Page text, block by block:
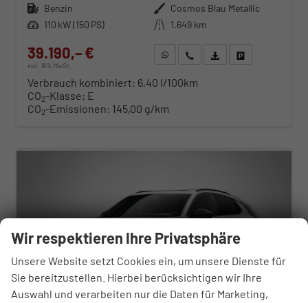
Kraftstoff Benzin Außenfarbe Cosmos Blau Metallic
Leistung 110 kW (150 PS) Kilometerstand 1.649 km
39.190,– €
incl. 19% MwSt.
WhatsApp anfragen
Wir rufen Sie anFahrzeugexposé (PDF)
Verbrauch kombiniert: 6,40 l/100km
CO2-Klasse: E
CO2-Emissionen: 145,00 g/km
Wir respektieren Ihre Privatsphäre
Unsere Website setzt Cookies ein, um unsere Dienste für
Sie bereitzustellen. Hierbei berücksichtigen wir Ihre
Auswahl und verarbeiten nur die Daten für Marketing,